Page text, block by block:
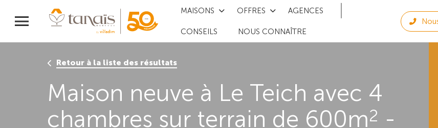
MAISONS OFFRES AGENCES
CONSEILS NOUS CONNAÎTRE
Retour à la liste des résultats
Maison neuve à Le Teich avec 4
chambres sur terrain de 600m2 -